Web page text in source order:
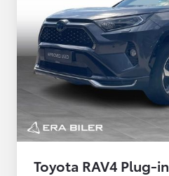
Toyota RAV4 Plug-in